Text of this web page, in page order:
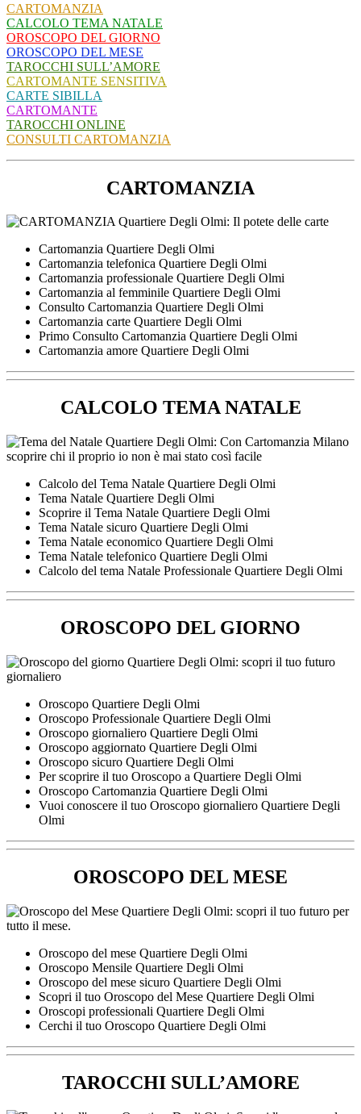
CARTOMANZIA
CALCOLO TEMA NATALE
OROSCOPO DEL GIORNO
OROSCOPO DEL MESE
TAROCCHI SULL’AMORE
CARTOMANTE SENSITIVA
CARTE SIBILLA
CARTOMANTE
TAROCCHI ONLINE
CONSULTI CARTOMANZIA
CARTOMANZIA
Cartomanzia Quartiere Degli Olmi
Cartomanzia telefonica Quartiere Degli Olmi
Cartomanzia professionale Quartiere Degli Olmi
Cartomanzia al femminile Quartiere Degli Olmi
Consulto Cartomanzia Quartiere Degli Olmi
Cartomanzia carte Quartiere Degli Olmi
Primo Consulto Cartomanzia Quartiere Degli Olmi
Cartomanzia amore Quartiere Degli Olmi
CALCOLO TEMA NATALE
Calcolo del Tema Natale Quartiere Degli Olmi
Tema Natale Quartiere Degli Olmi
Scoprire il Tema Natale Quartiere Degli Olmi
Tema Natale sicuro Quartiere Degli Olmi
Tema Natale economico Quartiere Degli Olmi
Tema Natale telefonico Quartiere Degli Olmi
Calcolo del tema Natale Professionale Quartiere Degli Olmi
OROSCOPO DEL GIORNO
Oroscopo Quartiere Degli Olmi
Oroscopo Professionale Quartiere Degli Olmi
Oroscopo giornaliero Quartiere Degli Olmi
Oroscopo aggiornato Quartiere Degli Olmi
Oroscopo sicuro Quartiere Degli Olmi
Per scoprire il tuo Oroscopo a Quartiere Degli Olmi
Oroscopo Cartomanzia Quartiere Degli Olmi
Vuoi conoscere il tuo Oroscopo giornaliero Quartiere Degli
Olmi
OROSCOPO DEL MESE
Oroscopo del mese Quartiere Degli Olmi
Oroscopo Mensile Quartiere Degli Olmi
Oroscopo del mese sicuro Quartiere Degli Olmi
Scopri il tuo Oroscopo del Mese Quartiere Degli Olmi
Oroscopi professionali Quartiere Degli Olmi
Cerchi il tuo Oroscopo Quartiere Degli Olmi
TAROCCHI SULL’AMORE